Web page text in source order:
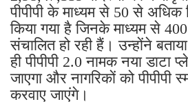
पीपीपी के माध्यम से 50 से अधिक
किया गया है जिनके माध्यम से
संचालित हो रही हैं। उन्होंने बताया
ही पीपीपी 2.0 नामक नया डाटा
जाएगा और नागरिकों को पीपीपी
करवाए जाएंगे।